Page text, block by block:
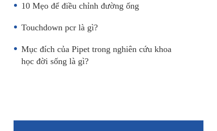
10 Mẹo để điều chỉnh đường ống
Touchdown pcr là gì?
Mục đích của Pipet trong nghiên cứu khoa
học đời sống là gì?